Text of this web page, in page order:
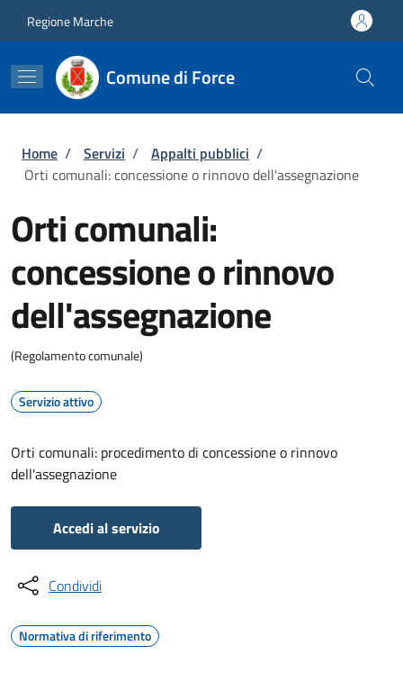
Regione Marche
Comune di Force
Briciole di pane
Home / Servizi / Appalti pubblici /
Orti comunali: concessione o rinnovo dell'assegnazione
Orti comunali:
concessione o rinnovo
dell'assegnazione
(Regolamento comunale)
Servizio attivo
Orti comunali: procedimento di concessione o rinnovo
dell'assegnazione
Accedi al servizio
Condividi
Normativa di riferimento